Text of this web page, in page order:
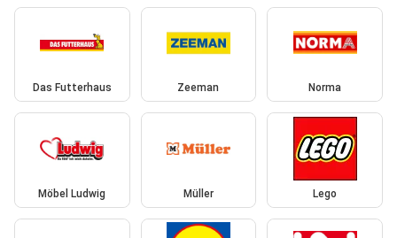
Das Futterhaus Zeeman Norma
Möbel Ludwig Müller Lego